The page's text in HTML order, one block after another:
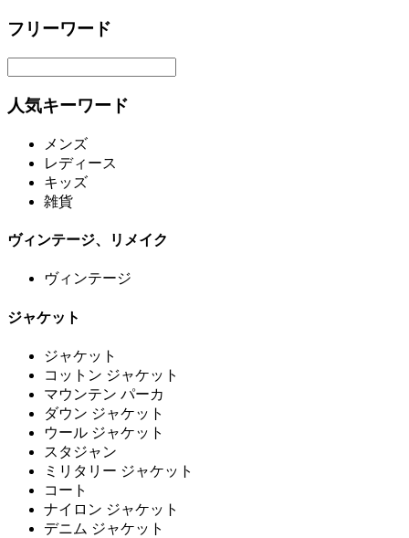
フリーワード
人気キーワード
メンズ
レディース
キッズ
雑貨
ヴィンテージ、リメイク
ヴィンテージ
ジャケット
ジャケット
コットン ジャケット
マウンテン パーカ
ダウン ジャケット
ウール ジャケット
スタジャン
ミリタリー ジャケット
コート
ナイロン ジャケット
デニム ジャケット